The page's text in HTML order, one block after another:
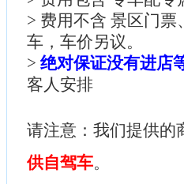
> 费用不含 景区门
车，车价另议。
> 绝对保证没有进店
客人安排
请注意：我们提供的
供自驾车。